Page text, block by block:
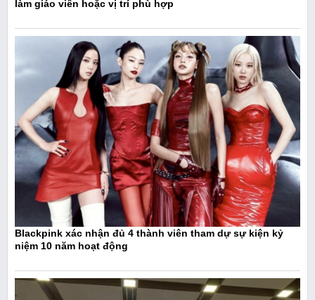
làm giáo viên hoặc vị trí phù hợp
Blackpink xác nhận đủ 4 thành viên tham dự sự kiện kỷ
niệm 10 năm hoạt động